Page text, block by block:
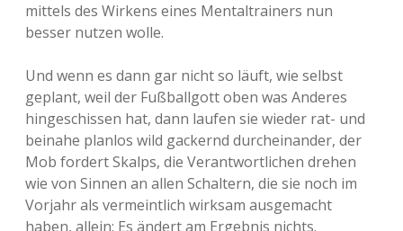
mittels des Wirkens eines Mentaltrainers nun
besser nutzen wolle.
Und wenn es dann gar nicht so läuft, wie selbst
geplant, weil der Fußballgott oben was Anderes
hingeschissen hat, dann laufen sie wieder rat- und
beinahe planlos wild gackernd durcheinander, der
Mob fordert Skalps, die Verantwortlichen drehen
wie von Sinnen an allen Schaltern, die sie noch im
Vorjahr als vermeintlich wirksam ausgemacht
haben, allein: Es ändert am Ergebnis nichts.